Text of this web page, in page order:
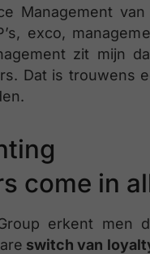
Management
exco,
zit mijn
Dat is trouwens
come in
erkent men
switch van